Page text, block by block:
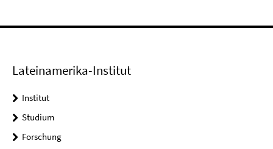
Lateinamerika-Institut
Institut
Studium
Forschung